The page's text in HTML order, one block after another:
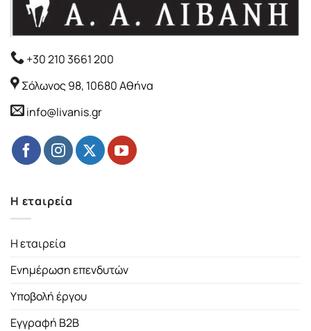
+30 210 3661 200
Σόλωνος 98, 10680 Αθήνα
info@livanis.gr
Η εταιρεία
Η εταιρεία
Ενημέρωση επενδυτών
Υποβολή έργου
Εγγραφή B2B